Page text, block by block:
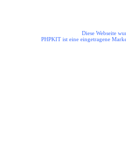
Diese Webseite
PHPKIT ist eine eingetragene